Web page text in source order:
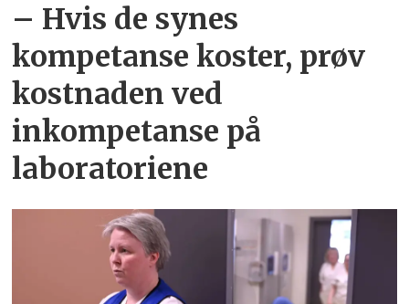
– Hvis de synes
kompetanse koster, prøv
kostnaden ved
inkompetanse på
laboratoriene